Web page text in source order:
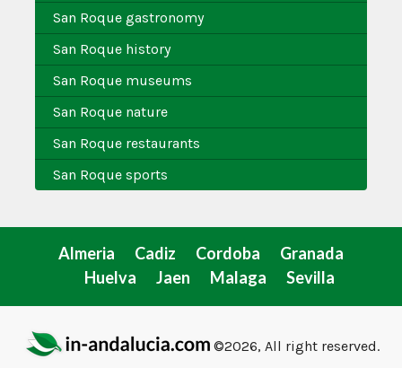
San Roque gastronomy
San Roque history
San Roque museums
San Roque nature
San Roque restaurants
San Roque sports
Almeria Cadiz Cordoba
Granada
Huelva
Jaen Malaga Sevilla
©2026, All right reserved.